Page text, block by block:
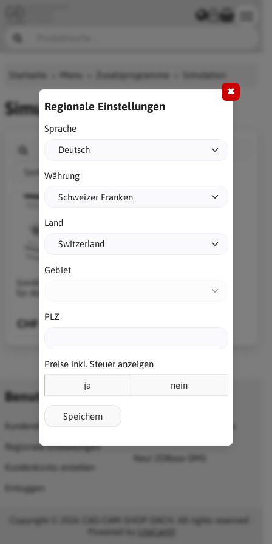
Startseite Menu Zusatzprogramme Simulation
Simulation
Sortieren nach
SimWise Motion
CHF 2'407.38
Benutzerkonto
Kundendienst
Regionale Einstellungen
Kundenkonto erstellen
Einloggen
Information
Neu! ZDBase DMS
Copyright © 2026 CAD-CAM-SHOP DACH. All rights reserved ·
Powered by
LiteCart®
✖
Regionale Einstellungen
Sprache
Währung
Land
Gebiet
PLZ
Preise inkl. Steuer anzeigen
ja nein
Speichern